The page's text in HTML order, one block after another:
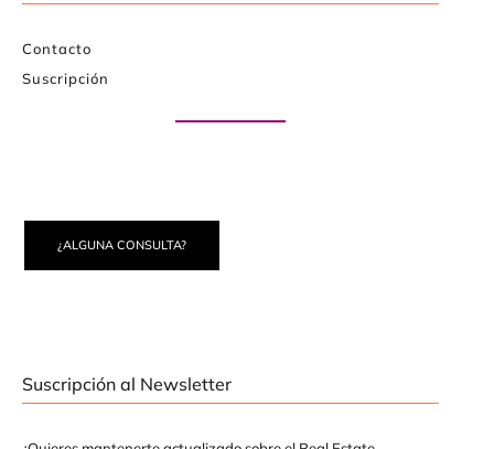
Contacto
Suscripción
¿ALGUNA CONSULTA?
Suscripción al Newsletter